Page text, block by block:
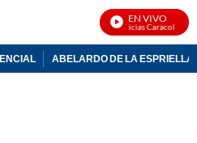
EN VIVO
Noticias Caracol En Vivo
ABELARDO DE LA ESPRIELLA